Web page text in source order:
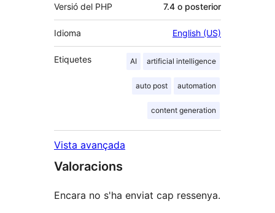
Versió del PHP 7.4 o posterior
Idioma English (US)
Etiquetes AI artificial intelligence
auto post automation
content generation
Vista avançada
Valoracions
Encara no s'ha enviat cap ressenya.